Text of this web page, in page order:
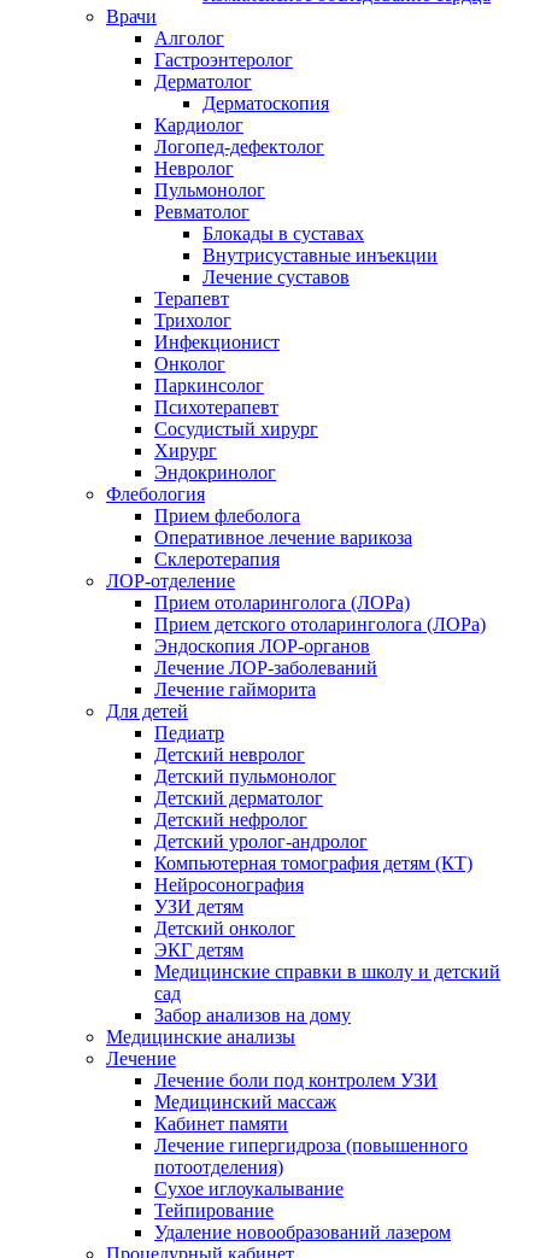
Врачи
Алголог
Гастроэнтеролог
Дерматолог
Дерматоскопия
Кардиолог
Логопед-дефектолог
Невролог
Пульмонолог
Ревматолог
Блокады в суставах
Внутрисуставные инъекции
Лечение суставов
Терапевт
Трихолог
Инфекционист
Онколог
Паркинсолог
Психотерапевт
Сосудистый хирург
Хирург
Эндокринолог
Флебология
Прием флеболога
Оперативное лечение варикоза
Склеротерапия
ЛОР-отделение
Прием отоларинголога (ЛОРа)
Прием детского отоларинголога (ЛОРа)
Эндоскопия ЛОР-органов
Лечение ЛОР-заболеваний
Лечение гайморита
Для детей
Педиатр
Детский невролог
Детский пульмонолог
Детский дерматолог
Детский нефролог
Детский уролог-андролог
Компьютерная томография детям (КТ)
Нейросонография
УЗИ детям
Детский онколог
ЭКГ детям
Медицинские справки в школу и детский
сад
Забор анализов на дому
Медицинские анализы
Лечение
Лечение боли под контролем УЗИ
Медицинский массаж
Кабинет памяти
Лечение гипергидроза (повышенного
потоотделения)
Сухое иглоукалывание
Тейпирование
Удаление новообразований лазером